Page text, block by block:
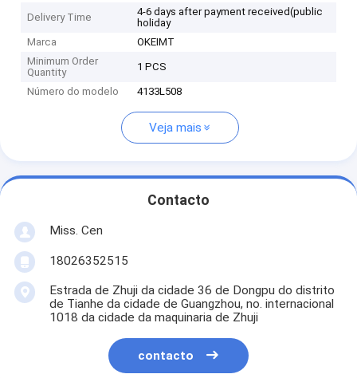
Delivery Time
4-6 days after payment received(public
holiday
Marca
OKEIMT
Minimum Order
Quantity
1 PCS
Número do modelo 4133L508
Veja mais
Contacto
Miss. Cen
18026352515
Estrada de Zhuji da cidade 36 de Dongpu do distrito
de Tianhe da cidade de Guangzhou, no. internacional
1018 da cidade da maquinaria de Zhuji
contacto